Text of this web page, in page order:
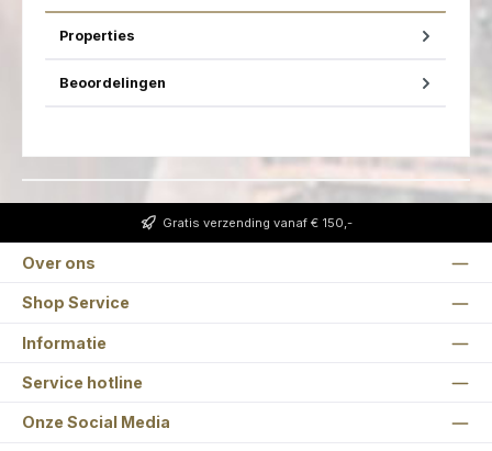
Properties
Beoordelingen
Gratis verzending vanaf € 150,-
Over ons
Shop Service
Informatie
Service hotline
Onze Social Media